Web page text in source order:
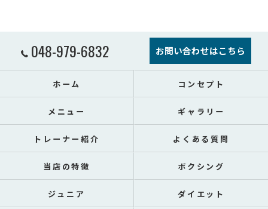
048-979-6832 お問い合わせはこちら
ホーム コンセプト
メニュー ギャラリー
トレーナー紹介 よくある質問
当店の特徴 ボクシング
ジュニア ダイエット